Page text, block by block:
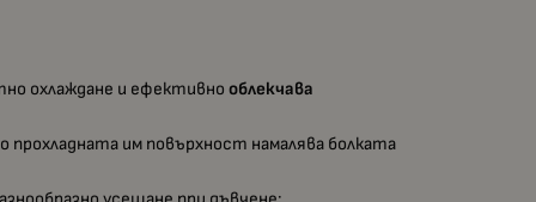
охлаждане и ефективнооблекчава
прохладната им повърхност намалява болката